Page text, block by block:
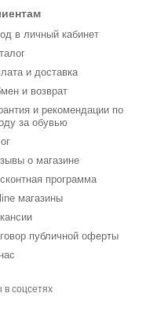
в личный кабинет
и доставка
и возврат
и рекомендации по
за обувью
о магазине
программа
магазины
публичной оферты
в соцсетях